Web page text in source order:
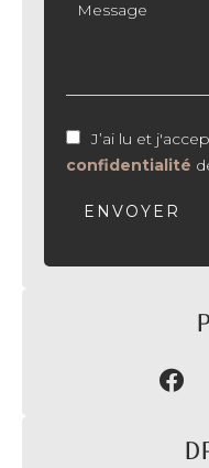
J’ai lu et
confidentialité
ENVOYER